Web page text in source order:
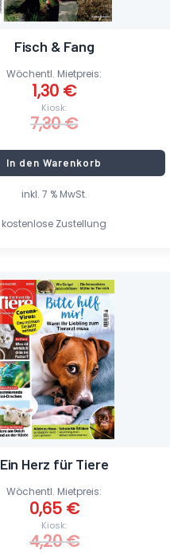
inkl. 7 % MwSt.
kostenlose Zustellung
Fisch & Fang
Kiosk:
7,30€
Wöchentl. Mietpreis:
1,30 €
In den Warenkorb
Ein Herz für Tiere
Kiosk:
4,20€
Wöchentl. Mietpreis:
0,65 €